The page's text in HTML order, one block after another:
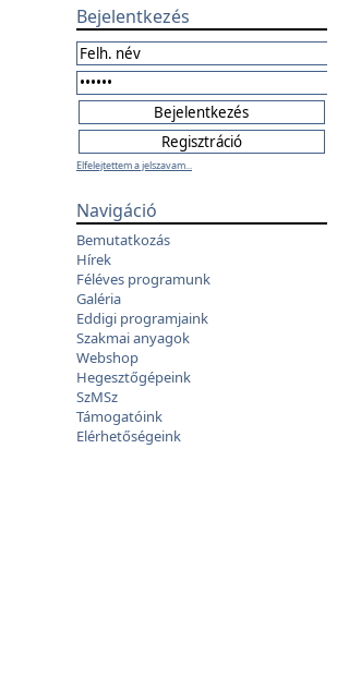
Bejelentkezés
Elfelejtettem a jelszavam...
Navigáció
Bemutatkozás
Hírek
Féléves programunk
Galéria
Eddigi programjaink
Szakmai anyagok
Webshop
Hegesztőgépeink
SzMSz
Támogatóink
Elérhetőségeink